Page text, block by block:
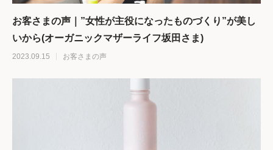
お客さまの声｜”女性が主役になったものづくり”が美し
いから(オーガニックマザーライフ坂田さま)
2023.09.15 お客さまの声